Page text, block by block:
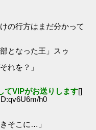
の行方はまだ分かって
となった王」スゥ
れを？」
てVIPがお送りします[]
h0
そこに…」